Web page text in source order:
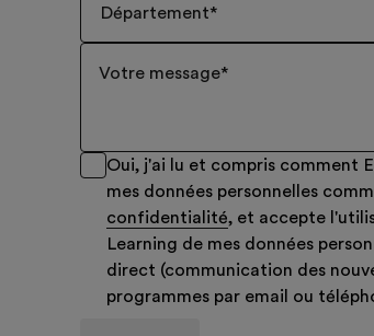
Département*
Votre message*
Oui, j'ai lu et compris comment
mes données personnelles
confidentialité, et accepte
Learning de mes données
direct (communication des
programmes par email ou